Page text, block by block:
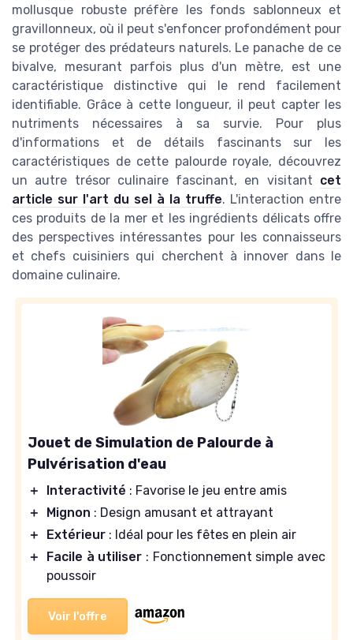
mollusque robuste préfère les fonds sablonneux et
gravillonneux, où il peut s'enfoncer profondément pour
se protéger des prédateurs naturels. Le panache de ce
bivalve, mesurant parfois plus d'un mètre, est une
caractéristique distinctive qui le rend facilement
identifiable. Grâce à cette longueur, il peut capter les
nutriments nécessaires à sa survie. Pour plus
d'informations et de détails fascinants sur les
caractéristiques de cette palourde royale, découvrez
un autre trésor culinaire fascinant, en visitant cet
article sur l'art du sel à la truffe. L'interaction entre
ces produits de la mer et les ingrédients délicats offre
des perspectives intéressantes pour les connaisseurs
et chefs cuisiniers qui cherchent à innover dans le
domaine culinaire.
Jouet de Simulation de Palourde à
Pulvérisation d'eau
＋ Interactivité : Favorise le jeu entre amis
＋
Mignon : Design amusant et attrayant
＋
Extérieur : Idéal pour les fêtes en plein air
＋
Facile à utiliser : Fonctionnement simple avec
poussoir
Voir l'offre